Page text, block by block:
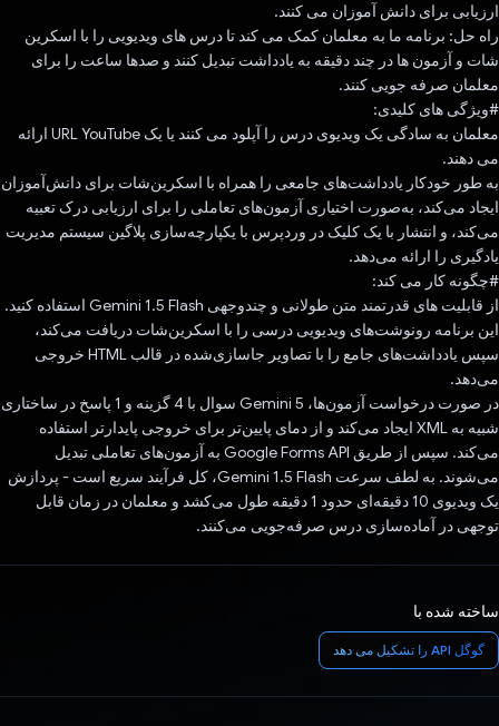
ارزیابی برای دانش آموزان می کنند.
راه حل: برنامه ما به معلمان کمک می کند تا درس های ویدیویی را با اسکرین
شات و آزمون ها در چند دقیقه به یادداشت تبدیل کنند و صدها ساعت را برای
معلمان صرفه جویی کنند.
#ویژگی های کلیدی:
معلمان به سادگی یک ویدیوی درس را آپلود می کنند یا یک URL YouTube ارائه
می دهند.
به طور خودکار یادداشت‌های جامعی را همراه با اسکرین‌شات برای دانش‌آموزان
ایجاد می‌کند، به‌صورت اختیاری آزمون‌های تعاملی را برای ارزیابی درک تعبیه
می‌کند، و انتشار با یک کلیک در وردپرس با یکپارچه‌سازی پلاگین سیستم مدیریت
یادگیری را ارائه می‌دهد.
#چگونه کار می کند:
از قابلیت های قدرتمند متن طولانی و چندوجهی Gemini 1.5 Flash استفاده کنید.
این برنامه رونوشت‌های ویدیویی درسی را با اسکرین‌شات دریافت می‌کند،
سپس یادداشت‌های جامع را با تصاویر جاسازی‌شده در قالب HTML خروجی
می‌دهد.
در صورت درخواست آزمون‌ها، Gemini 5 سوال با 4 گزینه و 1 پاسخ در ساختاری
شبیه به XML ایجاد می‌کند و از دمای پایین‌تر برای خروجی پایدارتر استفاده
می‌کند. سپس از طریق Google Forms API به آزمون‌های تعاملی تبدیل
می‌شوند. به لطف سرعت Gemini 1.5 Flash، کل فرآیند سریع است - پردازش
یک ویدیوی 10 دقیقه‌ای حدود 1 دقیقه طول می‌کشد و معلمان در زمان قابل
توجهی در آماده‌سازی درس صرفه‌جویی می‌کنند.
ساخته شده با
گوگل API را تشکیل می دهد